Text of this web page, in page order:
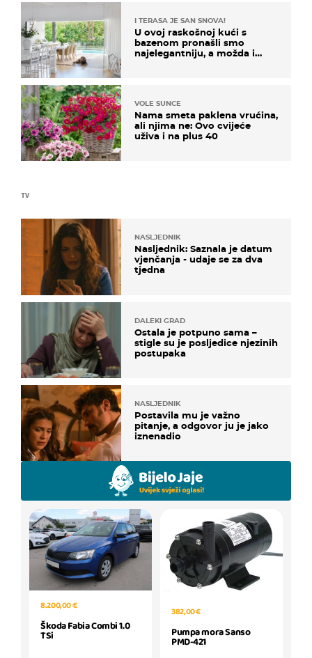
TV
NASLJEDNIK
Nasljednik: Saznala je datum
vjenčanja - udaje se za dva
tjedna
DALEKI GRAD
Ostala je potpuno sama –
stigle su je posljedice njezinih
postupaka
NASLJEDNIK
Postavila mu je važno
pitanje, a odgovor ju je jako
iznenadio
I TERASA JE SAN SNOVA!
U ovoj raskošnoj kući s
bazenom pronašli smo
najelegantniju, a možda i
VOLE SUNCE
Nama smeta paklena vrućina,
ali njima ne: Ovo cvijeće
uživa i na plus 40
8.200,00 €
Škoda Fabia Combi 1.0
TSi
382,00 €
Pumpa mora Sanso
PMD-421